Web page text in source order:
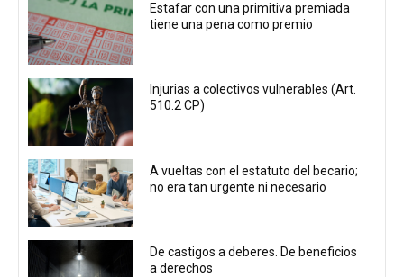
Estafar con una primitiva premiada
tiene una pena como premio
Injurias a colectivos vulnerables (Art.
510.2 CP)
A vueltas con el estatuto del becario;
no era tan urgente ni necesario
De castigos a deberes. De beneficios
a derechos